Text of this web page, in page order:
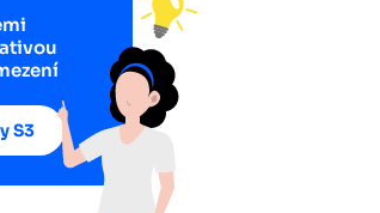
S3